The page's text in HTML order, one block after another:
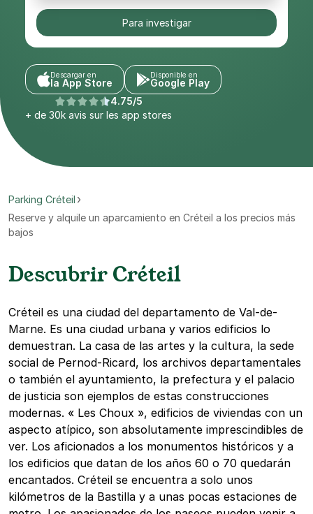
Para investigar
Descargar en
la App Store
Disponible en
Google Play
4.75/5
+ de 30k avis sur les app stores
Parking Créteil
Reserve y alquile un aparcamiento en Créteil a los precios más
bajos
Descubrir Créteil
Créteil es una ciudad del departamento de Val-de-
Marne. Es una ciudad urbana y varios edificios lo
demuestran. La casa de las artes y la cultura, la sede
social de Pernod-Ricard, los archivos departamentales
o también el ayuntamiento, la prefectura y el palacio
de justicia son ejemplos de estas construcciones
modernas. « Les Choux », edificios de viviendas con un
aspecto atípico, son absolutamente imprescindibles de
ver. Los aficionados a los monumentos históricos y a
los edificios que datan de los años 60 o 70 quedarán
encantados. Créteil se encuentra a solo unos
kilómetros de la Bastilla y a unas pocas estaciones de